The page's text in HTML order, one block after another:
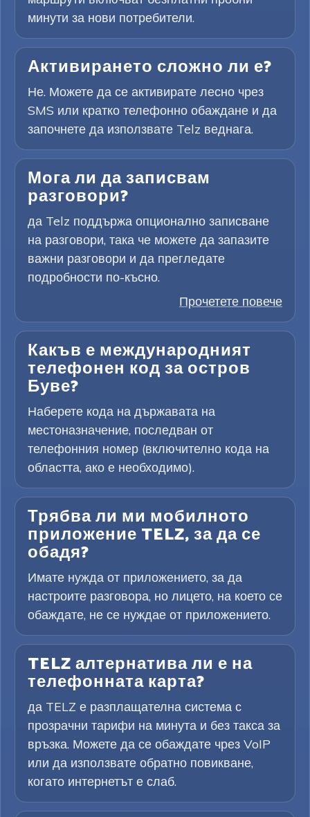
минути за нови потребители.
Активирането сложно ли е?
Не. Можете да се активирате лесно чрез
SMS или кратко телефонно обаждане и да
започнете да използвате Telz веднага.
Мога ли да записвам
разговори?
да Telz поддържа опционално записване
на разговори, така че можете да запазите
важни разговори и да прегледате
подробности по-късно.
Прочетете повече
Какъв е международният
телефонен код за остров
Буве?
Наберете кода на държавата на
местоназначение, последван от
телефонния номер (включително кода на
областта, ако е необходимо).
Трябва ли ми мобилното
приложение TELZ, за да се
обадя?
Имате нужда от приложението, за да
настроите разговора, но лицето, на което се
обаждате, не се нуждае от приложението.
TELZ алтернатива ли е на
телефонната карта?
да TELZ е разплащателна система с
прозрачни тарифи на минута и без такса за
връзка. Можете да се обаждате чрез VoIP
или да използвате обратно повикване,
когато интернетът е слаб.